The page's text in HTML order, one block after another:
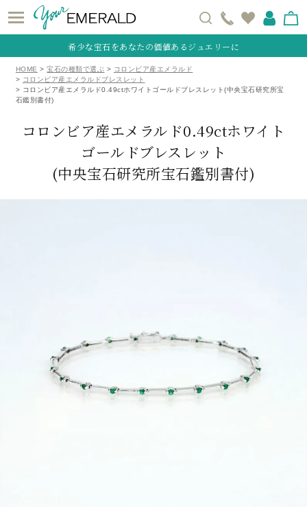
希少な宝石をあなたの価値あるジュエリーに
HOME 宝石の種類で選ぶ
コロンビア産エメラルド
コロンビア産エメラルドブレスレット
コロンビア産エメラルド0.49ctホワイトゴールドブレスレット(中央宝石研究所宝
石鑑別書付)
コロンビア産エメラルド0.49ctホワイト
ゴールドブレスレット
(中央宝石研究所宝石鑑別書付)